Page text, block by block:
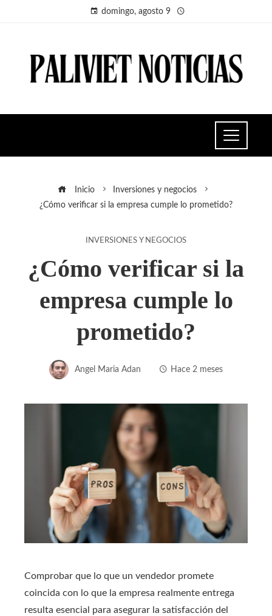
domingo, agosto 9
Inicio
Inversiones y negocios
¿Cómo verificar si la empresa cumple lo prometido?
INVERSIONES Y NEGOCIOS
¿Cómo verificar si la
empresa cumple lo
prometido?
Angel Maria Adan Hace 2 meses
Comprobar que lo que un vendedor promete
coincida con lo que la empresa realmente entrega
resulta esencial para asegurar la satisfacción del